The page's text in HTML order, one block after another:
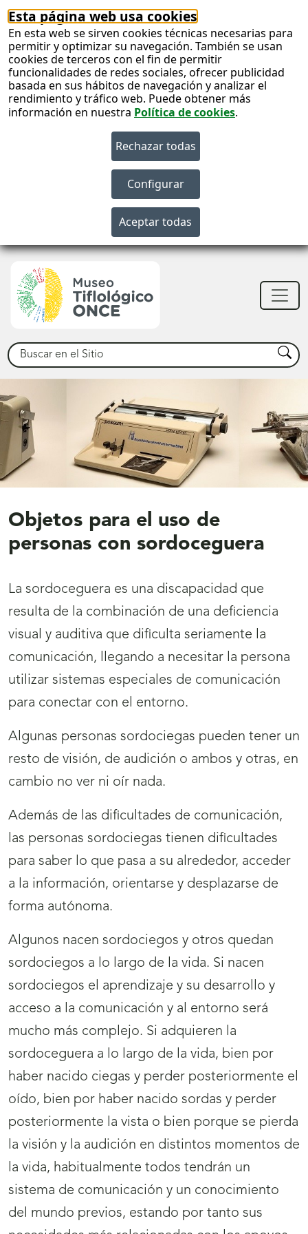
Esta página web usa cookies
En esta web se sirven cookies técnicas necesarias para
permitir y optimizar su navegación. También se usan
cookies de terceros con el fin de permitir
funcionalidades de redes sociales, ofrecer publicidad
basada en sus hábitos de navegación y analizar el
rendimiento y tráfico web. Puede obtener más
información en nuestra Política de cookies.
Buscar Buscar
Objetos para el uso de
personas con sordoceguera
La sordoceguera es una discapacidad que
resulta de la combinación de una deficiencia
visual y auditiva que dificulta seriamente la
comunicación, llegando a necesitar la persona
utilizar sistemas especiales de comunicación
para conectar con el entorno.
Algunas personas sordociegas pueden tener un
resto de visión, de audición o ambos y otras, en
cambio no ver ni oír nada.
Además de las dificultades de comunicación,
las personas sordociegas tienen dificultades
para saber lo que pasa a su alrededor, acceder
a la información, orientarse y desplazarse de
forma autónoma.
Algunos nacen sordociegos y otros quedan
sordociegos a lo largo de la vida. Si nacen
sordociegos el aprendizaje y su desarrollo y
acceso a la comunicación y al entorno será
mucho más complejo. Si adquieren la
sordoceguera a lo largo de la vida, bien por
haber nacido ciegas y perder posteriormente el
oído, bien por haber nacido sordas y perder
posteriormente la vista o bien porque se pierda
la visión y la audición en distintos momentos de
la vida, habitualmente todos tendrán un
sistema de comunicación y un conocimiento
del mundo previos, estando por tanto sus